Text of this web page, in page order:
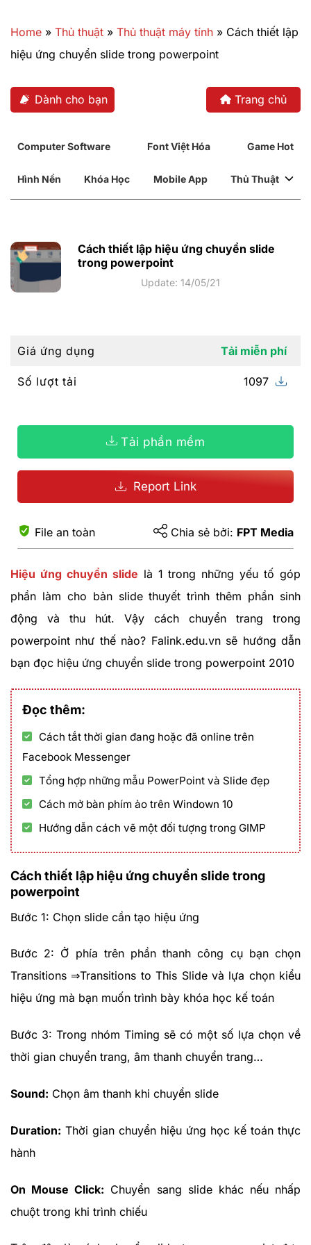
qua
dung
Home » Thủ thuật » Thủ thuật máy tính » Cách thiết lập
hiệu ứng chuyển slide trong powerpoint
Dành cho bạn Trang chủ
Computer Software Font Việt Hóa Game Hot
Hình Nền Khóa Học Mobile App Thủ Thuật
Cách thiết lập hiệu ứng chuyển slide
trong powerpoint
Update: 14/05/21
Giá ứng dụng Tải miễn phí
Số lượt tải 1097
Tải phần mềm
Report Link
File an toàn Chia sẻ bởi: FPT Media
Hiệu ứng chuyển slide là 1 trong những yếu tố góp
phần làm cho bản slide thuyết trình thêm phần sinh
động và thu hút. Vậy cách chuyển trang trong
powerpoint như thế nào? Falink.edu.vn sẽ hướng dẫn
bạn đọc hiệu ứng chuyển slide trong powerpoint 2010
Đọc thêm:
Cách tắt thời gian đang hoặc đã online trên
Facebook Messenger
Tổng hợp những mẫu PowerPoint và Slide đẹp
Cách mở bàn phím ảo trên Windown 10
Hướng dẫn cách vẽ một đối tượng trong GIMP
Cách thiết lập hiệu ứng chuyển slide trong
powerpoint
Bước 1: Chọn slide cần tạo hiệu ứng
Bước 2: Ở phía trên phần thanh công cụ bạn chọn
Transitions ⇒Transitions to This Slide và lựa chọn kiểu
hiệu ứng mà bạn muốn trình bày khóa học kế toán
Bước 3: Trong nhóm Timing sẽ có một số lựa chọn về
thời gian chuyển trang, âm thanh chuyển trang…
Sound: Chọn âm thanh khi chuyển slide
Duration: Thời gian chuyển hiệu ứng học kế toán thực
hành
On Mouse Click: Chuyển sang slide khác nếu nhấp
chuột trong khi trình chiếu